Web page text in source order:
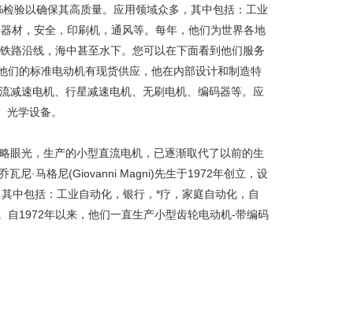
验以确保其高质量。应用领域众多，其中包括：工业
材，安全，印刷机，通风等。每年，他们为世界各地
路沿线，海中甚至水下。您可以在下面看到他们服务
们的标准电动机有现货供应，他在内部设计和制造特
减速电机、行星减速电机、无刷电机、编码器等。应
学设备。
眼光，生产的小型直流电机，已逐渐取代了以前的生
瓦尼·马格尼(Giovanni Magni)先生于1972年创立，设
中包括：工业自动化，银行，*疗，家庭自动化，自
自1972年以来，他们一直生产小型齿轮电动机-带编码